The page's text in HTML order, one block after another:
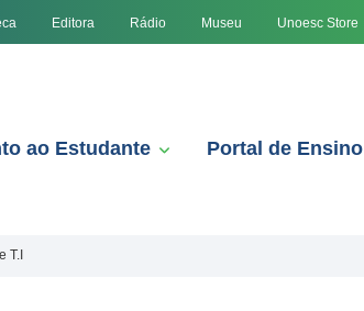
Editora Rádio Museu Unoesc Store
ao Estudante Portal de Ensino
T.I